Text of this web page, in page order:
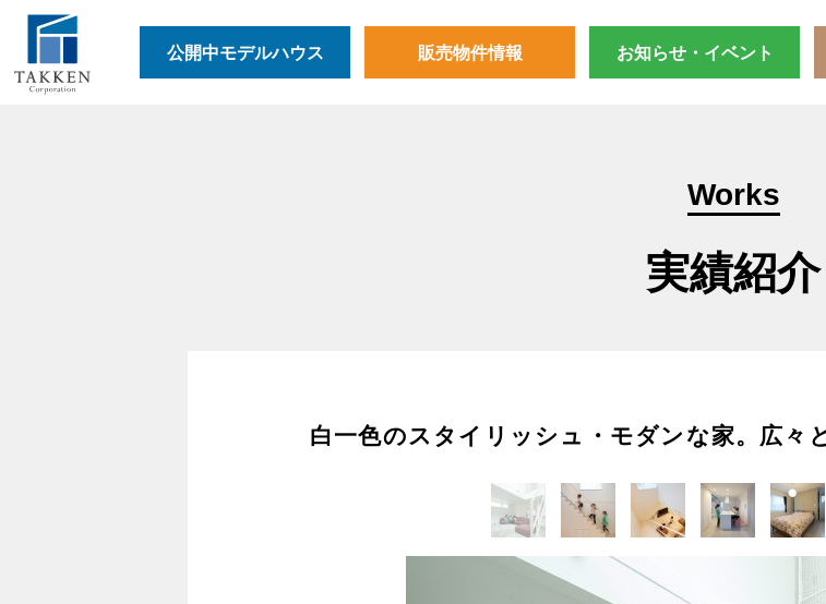
公開中モデルハウス 販売物件情報 お知らせ・イベント
Works
実績紹介
白一色のスタイリッシュ・モダンな家。広々